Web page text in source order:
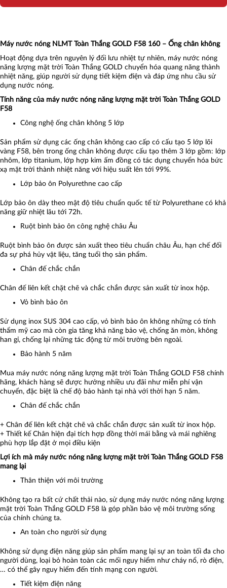
Máy nước nóng NLMT Toàn Thắng GOLD F58 160 – Ống chân không
Hoạt động dựa trên nguyên lý đối lưu nhiệt tự nhiên, máy nước nóng
năng lượng mặt trời Toàn Thắng GOLD chuyển hóa quang năng thành
nhiệt năng, giúp người sử dụng tiết kiệm điện và đáp ứng nhu cầu sử
dụng nước nóng.
Tính năng của máy nước nóng năng lượng mặt trời Toàn Thắng GOLD
F58
Công nghệ ống chân không 5 lớp
Sản phẩm sử dụng các ống chân không cao cấp có cấu tạo 5 lớp lõi
vàng F58, bên trong ống chân không được cấu tạo thêm 3 lớp gồm: lớp
nhôm, lớp titanium, lớp hợp kim ấm đồng có tác dụng chuyển hóa bức
xạ mặt trời thành nhiệt năng với hiệu suất lên tới 99%.
Lớp bảo ôn Polyurethne cao cấp
Lớp bảo ôn dày theo mật độ tiêu chuẩn quốc tế từ Polyurethane có khả
năng giữ nhiệt lâu tới 72h.
Ruột bình bảo ôn công nghệ châu Âu
Ruột bình bảo ôn được sản xuất theo tiêu chuẩn châu Âu, hạn chế đối
đa sự phá hủy vật liệu, tăng tuổi thọ sản phẩm.
Chân đế chắc chắn
Chân đế liên kết chặt chẽ và chắc chắn được sản xuất từ inox hộp.
Vỏ bình bảo ôn
Sử dụng inox SUS 304 cao cấp, vỏ bình bảo ôn không những có tính
thẩm mỹ cao mà còn gia tăng khả năng bảo vệ, chống ăn mòn, không
han gỉ, chống lại những tác động từ môi trường bên ngoài.
Bảo hành 5 năm
Mua máy nước nóng năng lượng mặt trời Toàn Thắng GOLD F58 chính
hãng, khách hàng sẽ được hưởng nhiều ưu đãi như miễn phí vận
chuyển, đặc biệt là chế độ bảo hành tại nhà với thời hạn 5 năm.
Chân đế chắc chắn
+ Chân đế liên kết chặt chẽ và chắc chắn được sản xuất từ inox hộp.
+ Thiết kế Chân hiện đại tích hợp đồng thời mái bằng và mái nghiêng
phù hợp lắp đặt ở mọi điều kiện
Lợi ích mà máy nước nóng năng lượng mặt trời Toàn Thắng GOLD F58
mang lại
Thân thiện với môi trường
Không tạo ra bất cứ chất thải nào, sử dụng máy nước nóng năng lượng
mặt trời Toàn Thắng GOLD F58 là góp phần bảo vệ môi trường sống
của chính chúng ta.
An toàn cho người sử dụng
Không sử dụng điện năng giúp sản phẩm mang lại sự an toàn tối đa cho
người dùng, loại bỏ hoàn toàn các mối nguy hiểm như cháy nổ, rò điện,
… có thể gây nguy hiểm đến tính mạng con người.
Tiết kiệm điện năng